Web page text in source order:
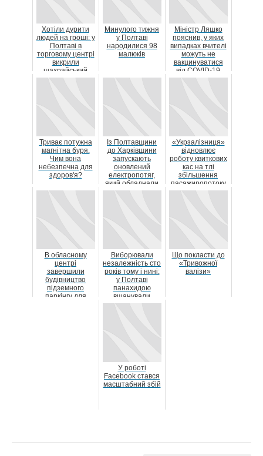
Хотіли дурити
людей на гроші: у
Полтаві в
торговому центрі
викрили
шахрайський
call-центр
Минулого тижня
у Полтаві
народилися 98
малюків
Міністр Ляшко
пояснив, у яких
випадках вчителі
можуть не
вакцинуватися
від COVID-19
Триває потужна
магнітна буря.
Чим вона
небезпечна для
здоров'я?
Із Полтавщини
до Харківщини
запускають
оновлений
електропотяг,
який обладнали
за усіма
«Укрзалізниця»
відновлює
роботу квиткових
кас на тлі
збільшення
пасажиропотоку
В обласному
центрі
завершили
будівництво
підземного
паркінгу для
Виборювали
незалежність сто
років тому і нині:
у Полтаві
панахидою
вшанували
пам'ять Героїв
Що покласти до
«Тривожної
валізи»
У роботі
Facebook стався
масштабний збій